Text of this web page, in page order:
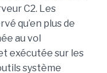
C2. Les
qu’en plus de
au vol
exécutée sur les
système